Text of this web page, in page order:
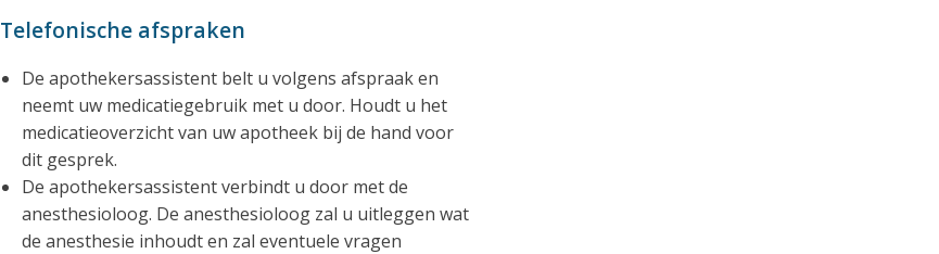
Telefonische afspraken
De apothekersassistent belt u volgens afspraak en
neemt uw medicatiegebruik met u door. Houdt u het
medicatieoverzicht van uw apotheek bij de hand voor
dit gesprek.
De apothekersassistent verbindt u door met de
anesthesioloog. De anesthesioloog zal u uitleggen wat
de anesthesie inhoudt en zal eventuele vragen